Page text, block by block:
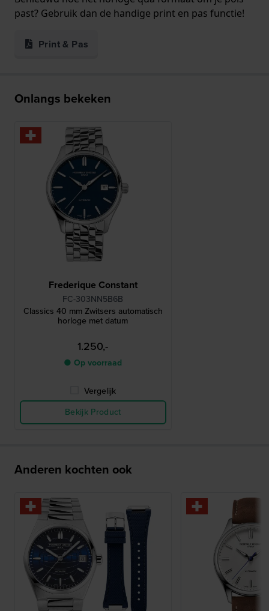
past? Gebruik dan de handige print en pas functie!
Print & Pas
Onlangs bekeken
Frederique Constant
FC-303NN5B6B
Classics 40 mm Zwitsers automatisch
horloge met datum
1.250,-
● Op voorraad
Vergelijk
Bekijk Product
Anderen kochten ook